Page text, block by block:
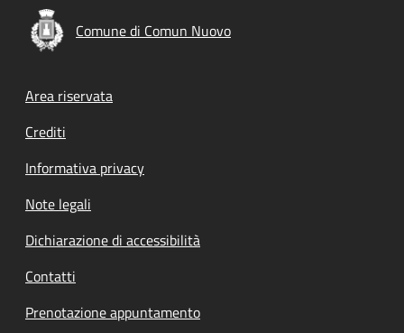
Comune di Comun Nuovo
Footer menu
Area riservata
Crediti
Informativa privacy
Note legali
Dichiarazione di accessibilità
Contatti
Prenotazione appuntamento